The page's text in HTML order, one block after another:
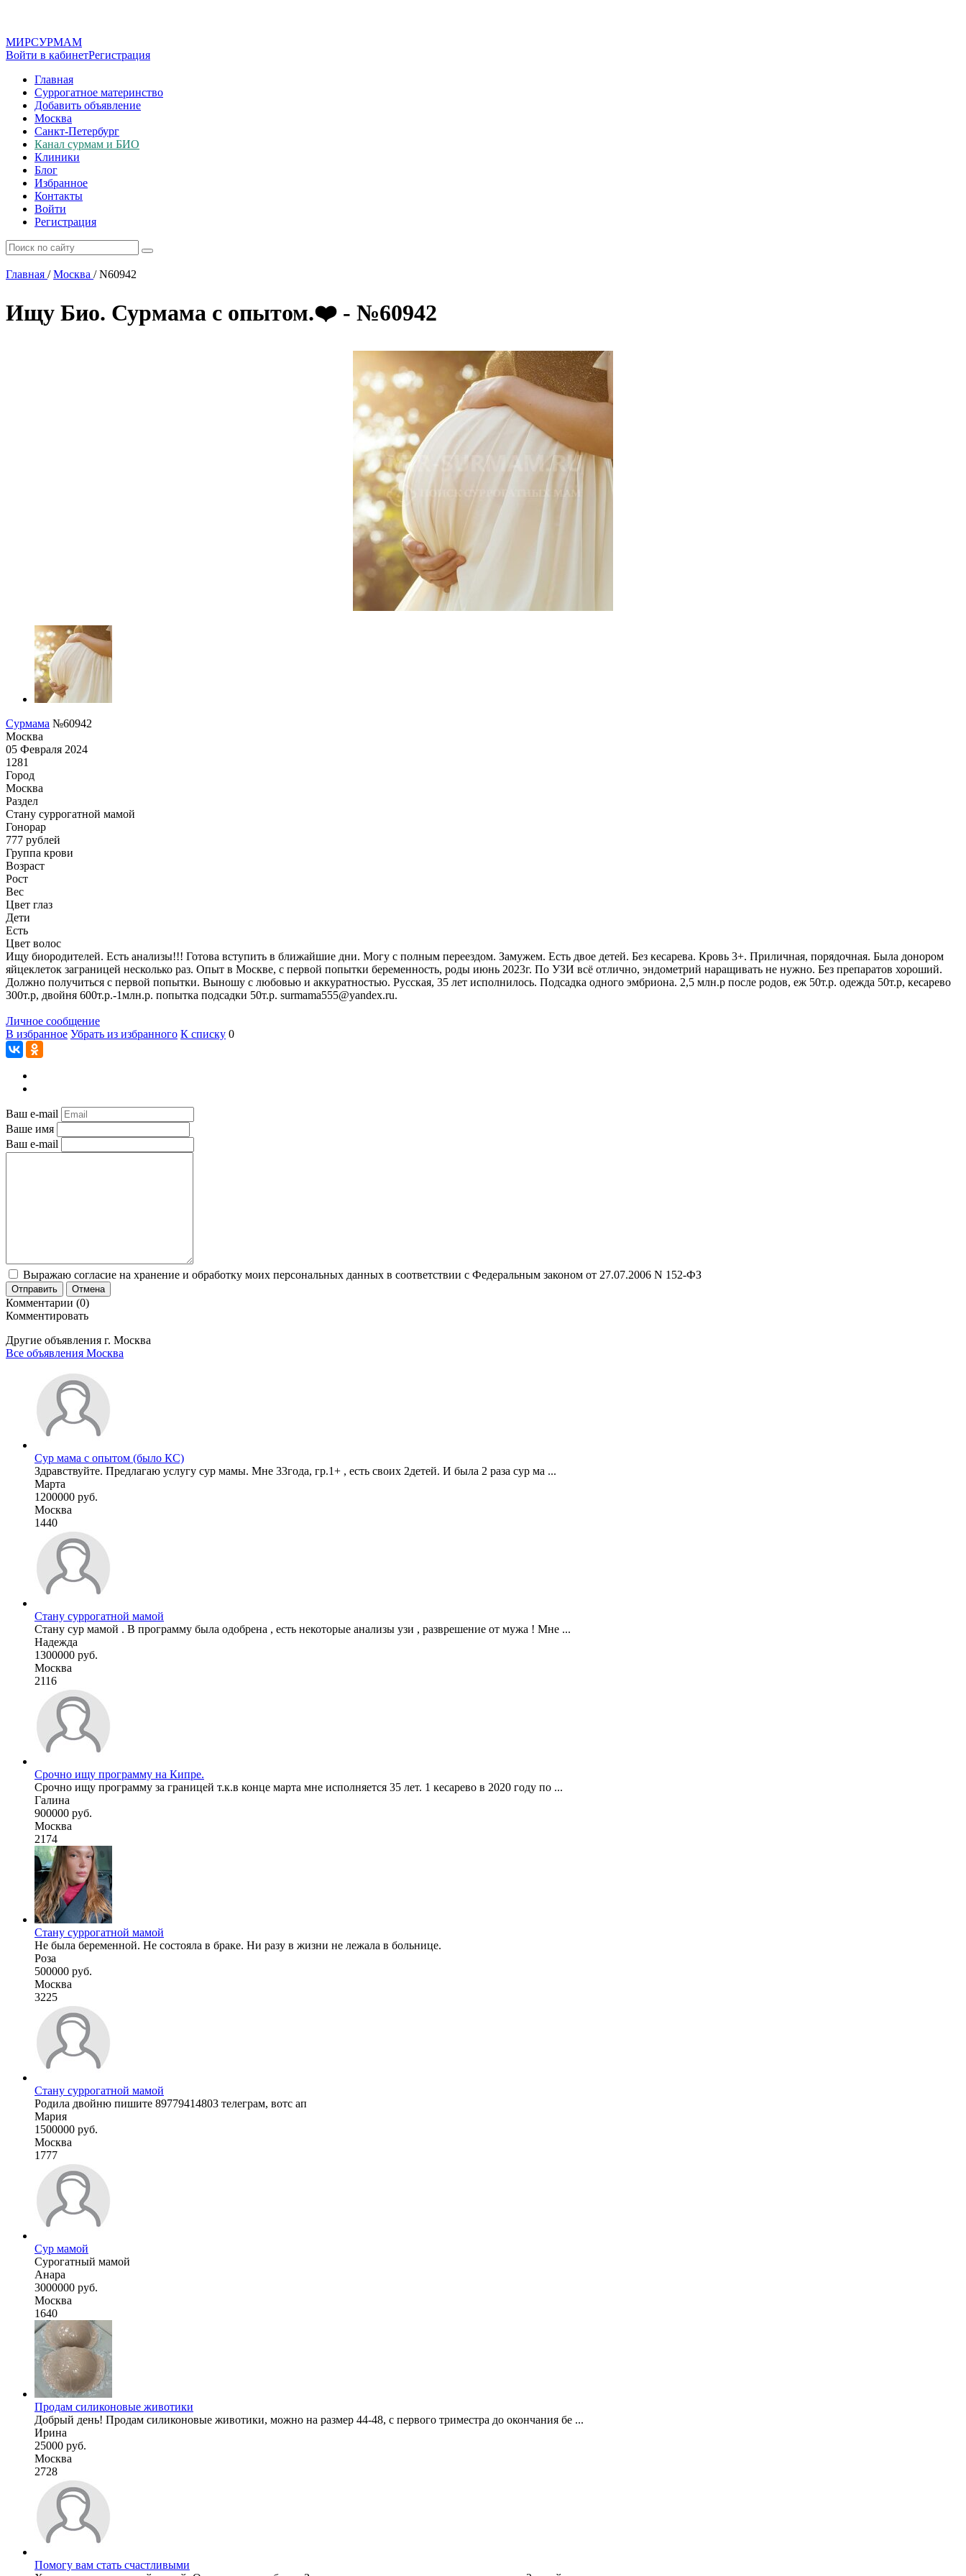
МИРСУРМАМ
Войти в кабинетРегистрация
Главная
Суррогатное материнство
Добавить объявление
Москва
Санкт-Петербург
Канал сурмам и БИО
Клиники
Блог
Избранное
Контакты
Войти
Регистрация
Главная / Москва /N60942
Ищу Био. Сурмама с опытом.❤️ - №60942
Сурмама №60942
Москва
05 Февраля 2024
1281
Город
Москва
Раздел
Cтану суррогатной мамой
Гонoрар
777 рублей
Группа крови
Возраст
Рост
Вес
Цвет глаз
Дети
Есть
Цвет волос
Ищу биородителей. Есть анализы!!! Готова вступить в ближайшие дни. Могу с полным переездом. Замужем. Есть двое детей. Без кесарева. Кровь 3+. Приличная, порядочная. Была донором
яйцеклеток заграницей несколько раз. Опыт в Москве, с первой попытки беременность, роды июнь 2023г. По УЗИ всё отлично, эндометрий наращивать не нужно. Без препаратов хороший.
Должно получиться с первой попытки. Выношу с любовью и аккуратностью. Русская, 35 лет исполнилось. Подсадка одного эмбриона. 2,5 млн.р после родов, еж 50т.р. одежда 50т.р, кесарево
300т.р, двойня 600т.р.-1млн.р. попытка подсадки 50т.р. surmama555@yandex.ru.
Личное сообщение
В избранное Убрать из избранного К списку 0
Ваш e-mail
Ваше имя
Ваш e-mail
Выражаю согласие на хранение и обработку моих персональных данных в соответствии с Федеральным законом от 27.07.2006 N 152-ФЗ
Отправить Отмена
Комментарии (0)
Комментировать
Другие объявления г. Москва
Все объявления Москва
Сур мама с опытом (было КС)
Здравствуйте. Предлагаю услугу сур мамы. Мне 33года, гр.1+ , есть своих 2детей. И была 2 раза сур ма ...
Марта
1200000 руб.
Москва
1440
Стану суррогатной мамой
Стану сур мамой . В программу была одобрена , есть некоторые анализы узи , разврешение от мужа ! Мне ...
Надежда
1300000 руб.
Москва
2116
Срочно ищу программу на Кипре.
Срочно ищу программу за границей т.к.в конце марта мне исполняется 35 лет. 1 кесарево в 2020 году по ...
Галина
900000 руб.
Москва
2174
Стану суррогатной мамой
Не была беременной. Не состояла в браке. Ни разу в жизни не лежала в больнице.
Роза
500000 руб.
Москва
3225
Стану суррогатной мамой
Родила двойню пишите 89779414803 телеграм, вотс ап
Мария
1500000 руб.
Москва
1777
Сур мамой
Сурогатный мамой
Анара
3000000 руб.
Москва
1640
Продам силиконовые животики
Добрый день! Продам силиконовые животики, можно на размер 44-48, с первого триместра до окончания бе ...
Ирина
25000 руб.
Москва
2728
Помогу вам стать счастливыми